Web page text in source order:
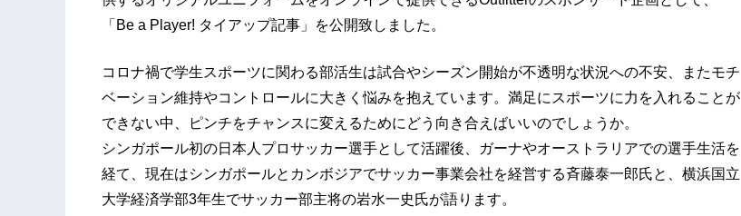
「Be a Player! タイアップ記事」を公開致しました。
コロナ禍で学生スポーツに関わる部活生は試合やシーズン開始が不透明な状況への不安、またモチ
ベーション維持やコントロールに大きく悩みを抱えています。満足にスポーツに力を入れることが
できない中、ピンチをチャンスに変えるためにどう向き合えばいいのでしょうか。
シンガポール初の日本人プロサッカー選手として活躍後、ガーナやオーストラリアでの選手生活を
経て、現在はシンガポールとカンボジアでサッカー事業会社を経営する斉藤泰⼀郎氏と、横浜国立
大学経済学部3年生でサッカー部主将の岩水一史氏が語ります。